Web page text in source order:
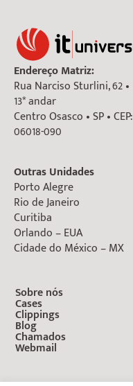
Endereço Matriz:
Rua Narciso Sturlini, 62 •
13* andar
Centro Osasco • SP • CEP:
06018-090
Outras Unidades
Porto Alegre
Rio de Janeiro
Curitiba
Orlando – EUA
Cidade do México – MX
Sobre nós
Cases
Clippings
Blog
Chamados
Webmail